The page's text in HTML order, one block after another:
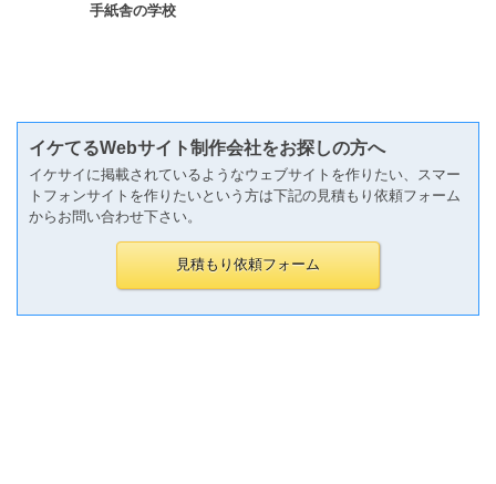
手紙舎の学校
イケてるWebサイト制作会社をお探しの方へ
イケサイに掲載されているようなウェブサイトを作りたい、スマー
トフォンサイトを作りたいという方は下記の見積もり依頼フォーム
からお問い合わせ下さい。